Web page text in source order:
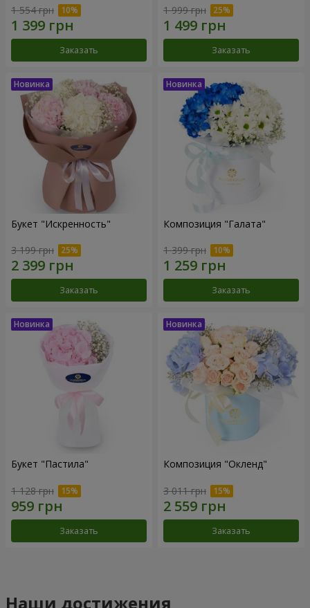
1 554 грн
Заказать
1 999 грн
Заказать
Букет "Искренность"
3 199 грн
Заказать
Композиция "Галата"
1 399 грн
Заказать
Букет "Пастила"
1 128 грн
Заказать
Композиция "Окленд"
3 011 грн
Заказать
Наши достижения